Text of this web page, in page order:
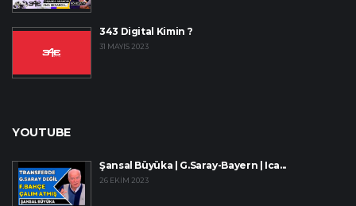
343 Digital Kimin ?
31 MAYIS 2023
YOUTUBE
Şansal Büyüka | G.Saray-Bayern | Ica...
26 EKIM 2023